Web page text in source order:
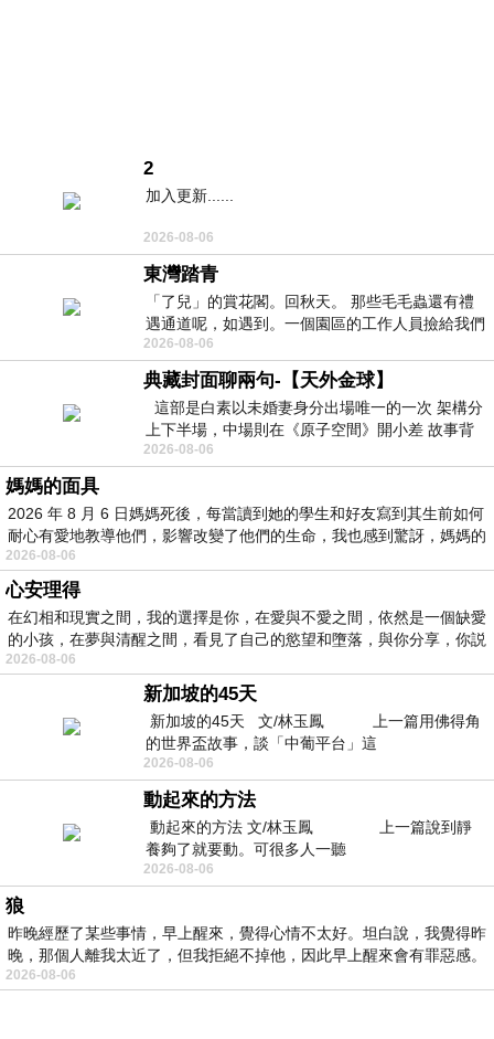
2
加入更新......
2026-08-06
東灣踏青
「了兒」的賞花閣。回秋天。 那些毛毛蟲還有禮
遇通道呢，如遇到。一個園區的工作人員撿給我們
細賞。
2026-08-06
典藏封面聊兩句-【天外金球】
這部是白素以未婚妻身分出場唯一的一次 架構分
上下半場，中場則在《原子空間》開小差 故事背
景影射西藏境外流亡 地下組織
2026-08-06
媽媽的面具
2026 年 8 月 6 日媽媽死後，每當讀到她的學生和好友寫到其生前如何
耐心有愛地教導他們，影響改變了他們的生命，我也感到驚訝，媽媽的
2026-08-06
心安理得
在幻相和現實之間，我的選擇是你，在愛與不愛之間，依然是一個缺愛
的小孩，在夢與清醒之間，看見了自己的慾望和墮落，與你分享，你説
2026-08-06
新加坡的45天
新加坡的45天 文/林玉鳳 上一篇用佛得角
的世界盃故事，談「中葡平台」這
2026-08-06
動起來的方法
動起來的方法 文/林玉鳳 上一篇說到靜
養夠了就要動。可很多人一聽
2026-08-06
狼
昨晚經歷了某些事情，早上醒來，覺得心情不太好。坦白說，我覺得昨
晚，那個人離我太近了，但我拒絕不掉他，因此早上醒來會有罪惡感。
2026-08-06